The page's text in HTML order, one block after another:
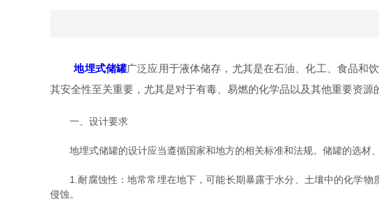
地埋式储罐广泛应用于液体储存，尤其是在石油、化工、食品和
其安全性至关重要，尤其是对于有毒、易燃的化学品以及其他重要资源
一、设计要求
地埋式储罐的设计应当遵循国家和地方的相关标准和法规。储罐的选材
1.耐腐蚀性：地常常埋在地下，可能长期暴露于水分、土壤中的化学物
侵蚀。